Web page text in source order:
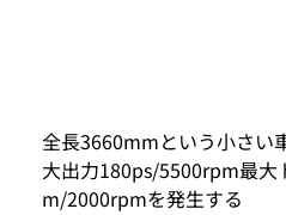
全長3660mmという小さい
大出力180ps/5500rpm最大
m/2000rpmを発生する